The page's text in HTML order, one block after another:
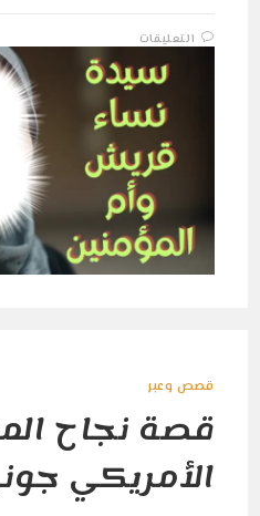
التعليقاتقصة
خديجة
بنت
خويلد
رضي
الله
عنها:
سيدة
نساء
قريش
وأم
المؤمنين
مغلقة
قصص وعبر
قصة نجاح
الأمريكي